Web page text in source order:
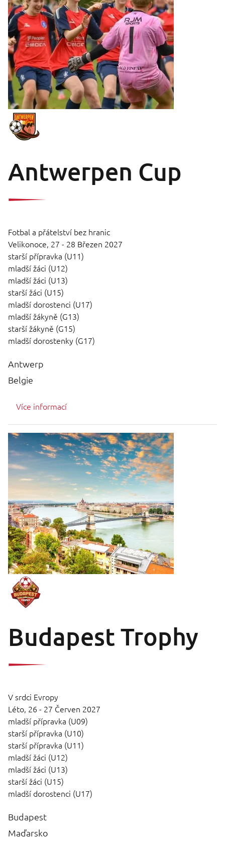
Antwerpen Cup
Fotbal a přátelství bez hranic
Velikonoce, 27 - 28 Březen 2027
starší přípravka (U11)
mladší žáci (U12)
mladší žáci (U13)
starší žáci (U15)
mladší dorostenci (U17)
mladší žákyně (G13)
starší žákyně (G15)
mladší dorostenky (G17)
Antwerp
Belgie
Více informací
Budapest Trophy
V srdci Evropy
Léto, 26 - 27 Červen 2027
mladší přípravka (U09)
starší přípravka (U10)
starší přípravka (U11)
mladší žáci (U12)
mladší žáci (U13)
starší žáci (U15)
mladší dorostenci (U17)
Budapest
Maďarsko